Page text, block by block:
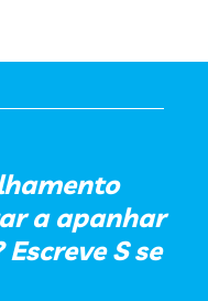
a apanhar
S se